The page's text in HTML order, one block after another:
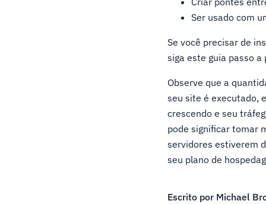
Ser usado com
Se você precisar de
siga este guia passo
Observe que a
seu site é executado,
crescendo e seu
pode significar tomar
servidores estiverem
seu plano de
Escrito por Michael